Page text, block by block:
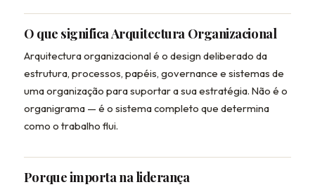
O que significa Arquitectura Organizacional
Arquitectura organizacional é o design deliberado da
estrutura, processos, papéis, governance e sistemas de
uma organização para suportar a sua estratégia. Não é o
organigrama — é o sistema completo que determina
como o trabalho flui.
Porque importa na liderança